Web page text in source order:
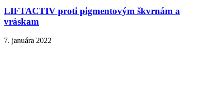
LIFTACTIV proti pigmentovým škvrnám a
vráskam
7. januára 2022